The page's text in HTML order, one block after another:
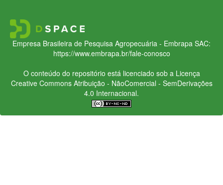
Empresa Brasileira de Pesquisa Agropecuária - Embrapa SAC:
https://www.embrapa.br/fale-conosco
O conteúdo do repositório está licenciado sob a Licença
Creative CommonsAtribuição - NãoComercial - SemDerivações
4.0 Internacional.